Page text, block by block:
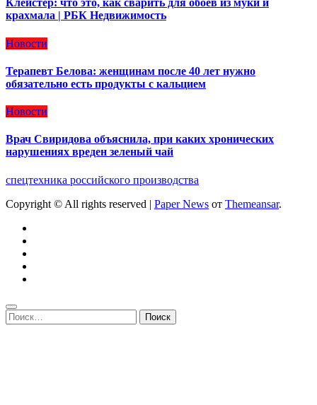
Клейстер: что это, как сварить для обоев из муки и
крахмала | РБК Недвижимость
Новости
Терапевт Белова: женщинам после 40 лет нужно
обязательно есть продукты с кальцием
Новости
Врач Свиридова объяснила, при каких хронических
нарушениях вреден зеленый чай
спецтехника российского производства
Copyright © All rights reserved | Paper News от Themeansar.
Найти: